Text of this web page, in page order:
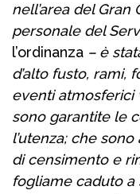
nell’area del Gran
personale del
l’ordinanza – è
d’alto fusto, rami,
eventi atmosferici
sono garantite le
l’utenza; che
di censimento e
fogliame caduto